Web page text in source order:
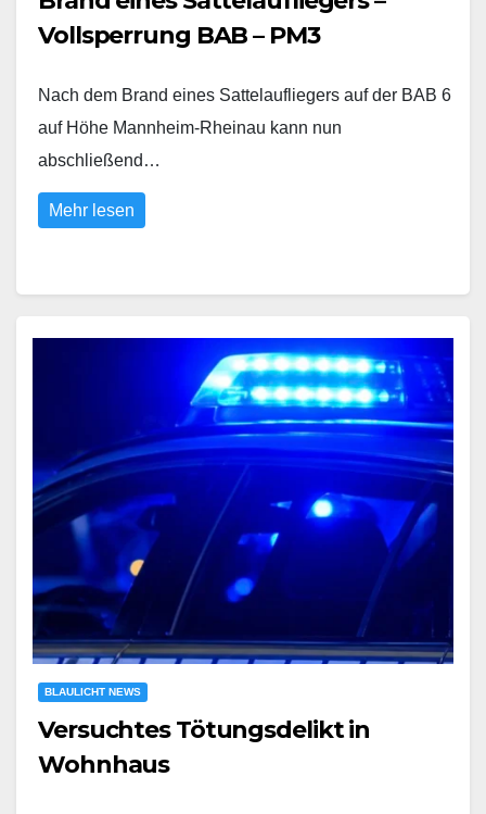
Vollsperrung BAB – PM3
Nach dem Brand eines Sattelaufliegers auf der BAB 6
auf Höhe Mannheim-Rheinau kann nun
abschließend…
Mehr lesen
BLAULICHT NEWS
Versuchtes Tötungsdelikt in
Wohnhaus